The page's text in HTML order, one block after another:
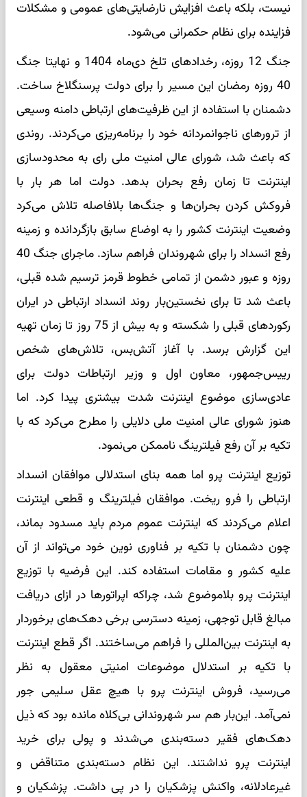
نیست، بلکه باعث افزایش نارضایتی‌های عمومی و مشکلات
فزاینده برای نظام حکمرانی می‌شود.
جنگ 12 روزه، رخدادهای تلخ دی‌ماه 1404 و نهایتا جنگ
40 روزه رمضان این مسیر را برای دولت پرسنگلاخ ساخت.
دشمنان با استفاده از این ظرفیت‌های ارتباطی دامنه وسیعی
از ترورهای ناجوانمردانه خود را برنامه‌ریزی می‌کردند. روندی
که باعث شد، شورای عالی امنیت ملی رای به محدودسازی
اینترنت تا زمان رفع بحران بدهد. دولت اما هر بار با
فروکش کردن بحران‌ها و جنگ‌ها بلافاصله تلاش می‌کرد
وضعیت اینترنت کشور را به اوضاع سابق بازگردانده و زمینه
رفع انسداد را برای شهروندان فراهم سازد. ماجرای جنگ 40
روزه و عبور دشمن از تمامی خطوط قرمز ترسیم شده قبلی،
باعث شد تا برای نخستین‌بار روند انسداد ارتباطی در ایران
رکوردهای قبلی را شکسته و به بیش از 75 روز تا زمان تهیه
این گزارش برسد. با آغاز آتش‌بس، تلاش‌های شخص
رییس‌جمهور، معاون اول و وزیر ارتباطات دولت برای
عادی‌سازی موضوع اینترنت شدت بیشتری پیدا کرد. اما
هنوز شورای عالی امنیت ملی دلایلی را مطرح می‌کرد که با
تکیه بر آن رفع فیلترینگ ناممکن می‌نمود.
توزیع اینترنت پرو اما همه بنای استدلالی موافقان انسداد
ارتباطی را فرو ریخت. موافقان فیلترینگ و قطعی اینترنت
اعلام می‌کردند که اینترنت عموم مردم باید مسدود بماند،
چون دشمنان با تکیه بر فناوری نوین خود می‌تواند از آن
علیه کشور و مقامات استفاده کند. این فرضیه با توزیع
اینترنت پرو بلاموضوع شد، چراکه اپراتورها در ازای دریافت
مبالغ قابل توجهی، زمینه دسترسی برخی دهک‌های برخوردار
به اینترنت بین‌المللی را فراهم می‌ساختند. اگر قطع اینترنت
با تکیه بر استدلال موضوعات امنیتی معقول به نظر
می‌رسید، فروش اینترنت پرو با هیچ عقل سلیمی جور
نمی‌آمد. این‌بار هم سر شهروندانی بی‌کلاه مانده بود که ذیل
دهک‌های فقیر دسته‌بندی می‌شدند و پولی برای خرید
اینترنت پرو نداشتند. این نظام دسته‌بندی متناقض و
غیرعادلانه، واکنش پزشکیان را در پی داشت. پزشکیان و